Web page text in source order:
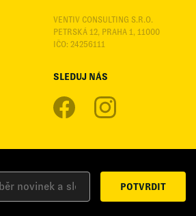
VENTIV CONSULTING S.R.O.
PETRSKÁ 12, PRAHA 1, 11000
IČO: 24256111
SLEDUJ NÁS
POTVRDIT